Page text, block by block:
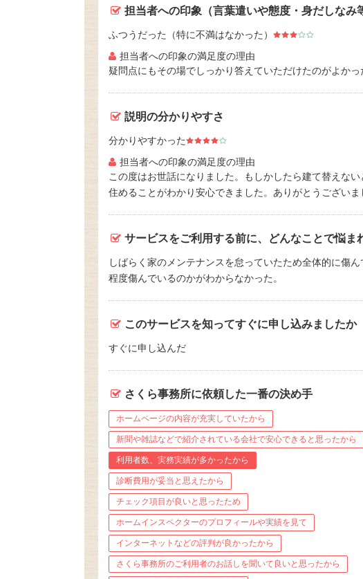
担当者への印象（言葉遣いや態度・身だしなみ
ふつうだった（特に不満はなかった）
担当者への印象の満足度の理由
疑問点にもその場でしっかり答えていただけたのがよかっ
説明の分かりやすさ
分かりやすかった
担当者への印象の満足度の理由
この度はお世話になりました。もしかしたら建て替えな
住めることがわかり安心できました。ありがとうございま
サービスをご利用する前に、どんなことで悩ま
しばらく家のメンテナンスを怠っていたため全体的に傷
程度傷んでいるのかがわからなかった。
このサービスを知ってすぐに申し込みましたか
すぐに申し込んだ
さくら事務所に依頼した一番の決め手
ホームページの内容が充実していたから
新聞や雑誌などで紹介されている会社で安心できると思ったから
利用者数、実務実績が多かったから
診断費用が妥当と思えたから
チェック項目が良いと思ったため
ホームインスペクターのプロフィールや実績を見て
インターネットなどの評判が良かったから
さくら事務所のご利用者のお話しを聞いて良いと思ったから